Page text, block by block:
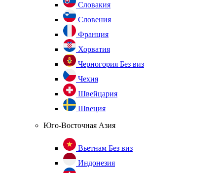
Словакия
Словения
Франция
Хорватия
Черногория Без виз
Чехия
Швейцария
Швеция
Юго-Восточная Азия
Вьетнам Без виз
Индонезия